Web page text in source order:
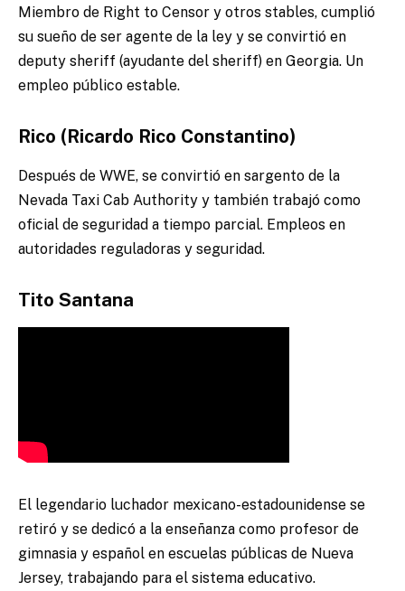
Miembro de Right to Censor y otros stables, cumplió
su sueño de ser agente de la ley y se convirtió en
deputy sheriff (ayudante del sheriff) en Georgia. Un
empleo público estable.
Rico (Ricardo Rico Constantino)
Después de WWE, se convirtió en sargento de la
Nevada Taxi Cab Authority y también trabajó como
oficial de seguridad a tiempo parcial. Empleos en
autoridades reguladoras y seguridad.
Tito Santana
El legendario luchador mexicano-estadounidense se
retiró y se dedicó a la enseñanza como profesor de
gimnasia y español en escuelas públicas de Nueva
Jersey, trabajando para el sistema educativo.